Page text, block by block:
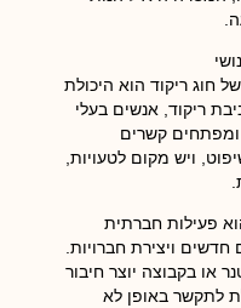
חוג ריקוד הוא היכולת
ריקוד, אנשים בעלי
ומפתחים קשרים
ויש מקום לטעויות,
פעילות חברתית
ויצירת חברויות.
או בקבוצה יוצר חיבור
לתקשר באופן לא